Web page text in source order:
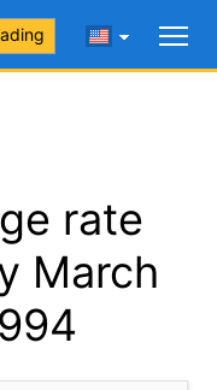
rate
March